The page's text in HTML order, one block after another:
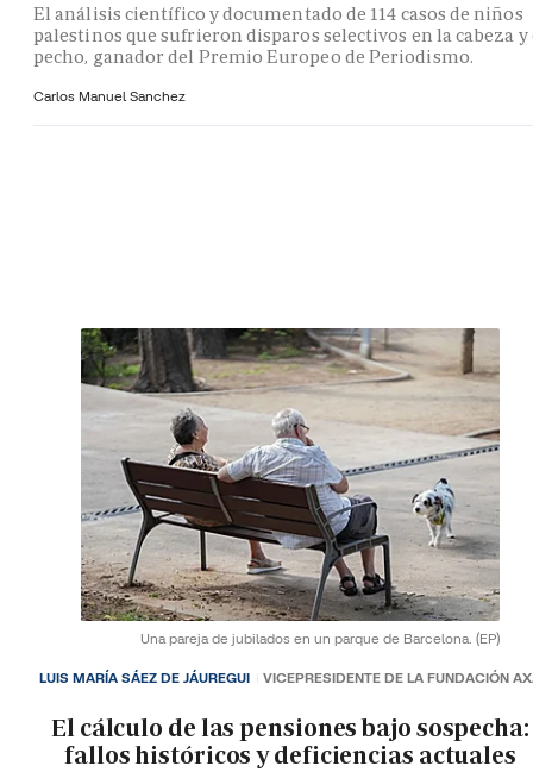
El análisis científico y documentado de 114 casos de niños
palestinos que sufrieron disparos selectivos en la cabeza y
pecho, ganador del Premio Europeo de Periodismo.
Carlos Manuel Sanchez
Una pareja de jubilados en un parque de Barcelona. (EP)
El cálculo de las pensiones bajo sospecha:
fallos históricos y deficiencias actuales
LUIS MARÍA SÁEZ DE JÁUREGUI VICEPRESIDENTE DE LA FUNDACIÓN